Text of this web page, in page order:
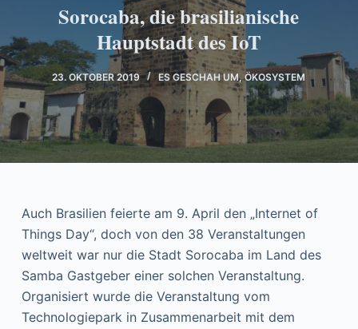
t
s
p
r
n
g
Sorocaba, die brasilianische
Hauptstadt des IoT
23. OKTOBER 2019 ES GESCHAH UM,ÖKOSYSTEM
Auch Brasilien feierte am 9. April den „Internet of
Things Day“, doch von den 38 Veranstaltungen
weltweit war nur die Stadt Sorocaba im Land des
Samba Gastgeber einer solchen Veranstaltung.
Organisiert wurde die Veranstaltung vom
Technologiepark in Zusammenarbeit mit dem